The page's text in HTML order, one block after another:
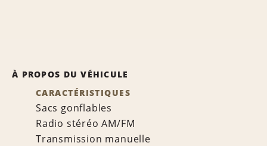
À PROPOS DU VÉHICULE
CARACTÉRISTIQUES
Sacs gonflables
Radio stéréo AM/FM
Transmission manuelle